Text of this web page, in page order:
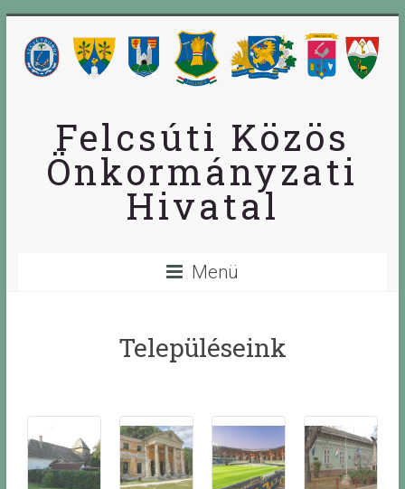
Felcsúti Közös
Önkormányzati
Hivatal
Menü
Településeink